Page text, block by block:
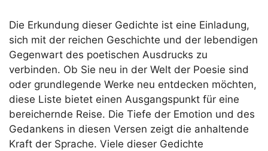
Die Erkundung dieser Gedichte ist eine Einladung,
sich mit der reichen Geschichte und der lebendigen
Gegenwart des poetischen Ausdrucks zu
verbinden. Ob Sie neu in der Welt der Poesie sind
oder grundlegende Werke neu entdecken möchten,
diese Liste bietet einen Ausgangspunkt für eine
bereichernde Reise. Die Tiefe der Emotion und des
Gedankens in diesen Versen zeigt die anhaltende
Kraft der Sprache. Viele dieser Gedichte